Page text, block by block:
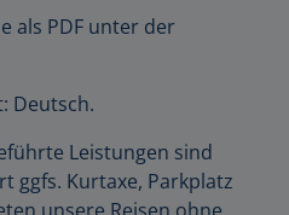
als PDF unter der
Deutsch.
Leistungen sind
ggfs. Kurtaxe, Parkplatz